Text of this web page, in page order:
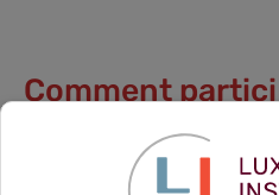
Comment
code QR
répondre à un court